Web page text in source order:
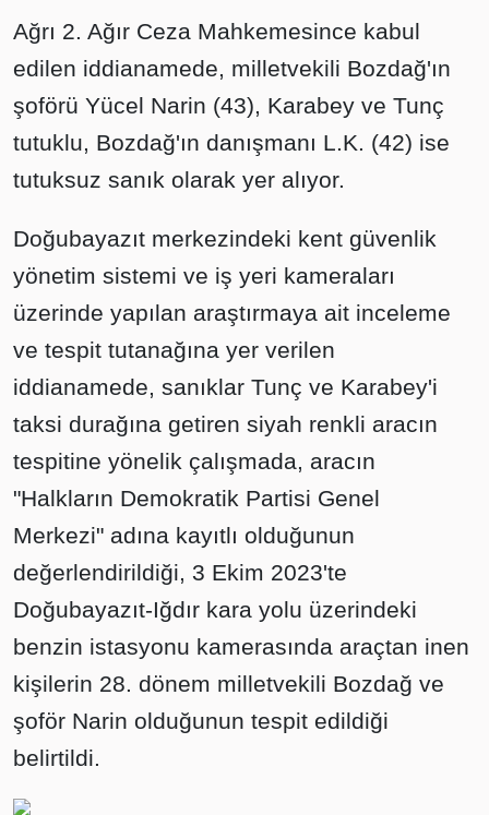
Ağrı 2. Ağır Ceza Mahkemesince kabul
edilen iddianamede, milletvekili Bozdağ'ın
şoförü Yücel Narin (43), Karabey ve Tunç
tutuklu, Bozdağ'ın danışmanı L.K. (42) ise
tutuksuz sanık olarak yer alıyor.
Doğubayazıt merkezindeki kent güvenlik
yönetim sistemi ve iş yeri kameraları
üzerinde yapılan araştırmaya ait inceleme
ve tespit tutanağına yer verilen
iddianamede, sanıklar Tunç ve Karabey'i
taksi durağına getiren siyah renkli aracın
tespitine yönelik çalışmada, aracın
"Halkların Demokratik Partisi Genel
Merkezi" adına kayıtlı olduğunun
değerlendirildiği, 3 Ekim 2023'te
Doğubayazıt-Iğdır kara yolu üzerindeki
benzin istasyonu kamerasında araçtan inen
kişilerin 28. dönem milletvekili Bozdağ ve
şoför Narin olduğunun tespit edildiği
belirtildi.